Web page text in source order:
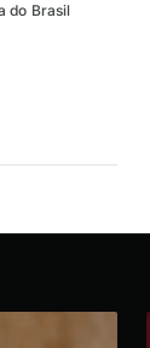
do Brasil